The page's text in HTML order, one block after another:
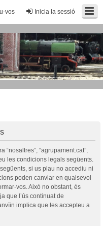
Inicia la sessió
vos
“nosaltres”, “agrupament.cat”,
les condicions legals següents.
si us plau no accediu ni
poden canviar en qualsevol
vos. Això no obstant, és
que l’ús continuat de
implica que les accepteu a